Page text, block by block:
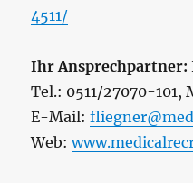
4511/
Ihr Ansprechpartner:
Tel.: 0511/27070-101,
E-Mail:
Web: